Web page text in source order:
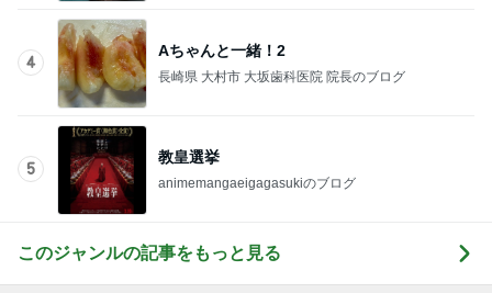
4
Aちゃんと一緒！2
長崎県 大村市 大坂歯科医院 院長のブログ
5
教皇選挙
animemangaeigagasukiのブログ
このジャンルの記事をもっと見る